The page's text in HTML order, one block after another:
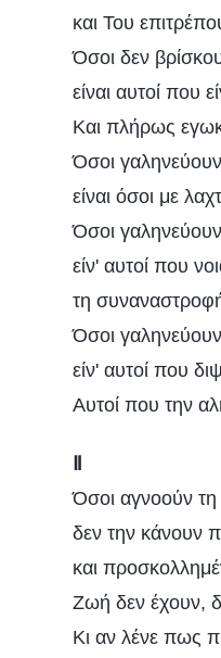
και Του
Όσοι δεν
είναι αυτοί που
Και πλήρως
Όσοι
είναι όσοι με
Όσοι
είν' αυτοί που
τη
Όσοι
είν' αυτοί που
Αυτοί που την
Όσοι αγνοούν
δεν την κάνουν
και
Ζωή δεν έχουν,
Κι αν λένε πως